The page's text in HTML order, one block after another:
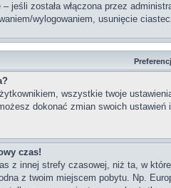
jeśli została włączona przez
wylogowaniem, usunięcie
wszystkie twoje
dokonać zmian swoich ustawień
czas!
z innej strefy czasowej, niż ta, w
z twoim miejscem pobytu. Np.